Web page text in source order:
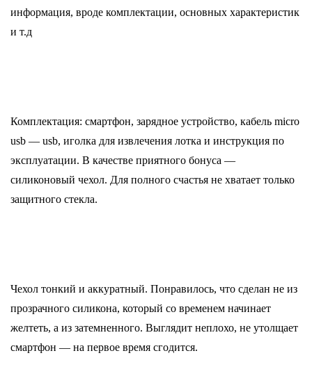
информация, вроде комплектации, основных характеристик
и т.д
Комплектация: смартфон, зарядное устройство, кабель micro
usb — usb, иголка для извлечения лотка и инструкция по
эксплуатации. В качестве приятного бонуса —
силиконовый чехол. Для полного счастья не хватает только
защитного стекла.
Чехол тонкий и аккуратный. Понравилось, что сделан не из
прозрачного силикона, который со временем начинает
желтеть, а из затемненного. Выглядит неплохо, не утолщает
смартфон — на первое время сгодится.